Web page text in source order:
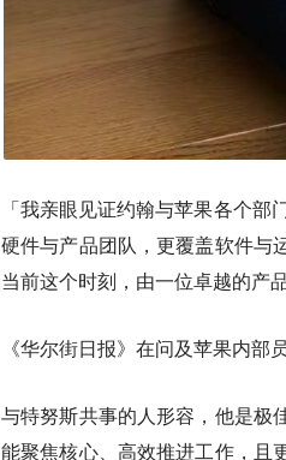
「我亲眼见证约翰与苹果各个
硬件与产品团队，更覆盖软件与
当前这个时刻， 由一位卓越的产
《华尔街日报》在问及苹果内部
与特努斯共事的人形容，他是极
能聚焦核心、高效推进工作，且